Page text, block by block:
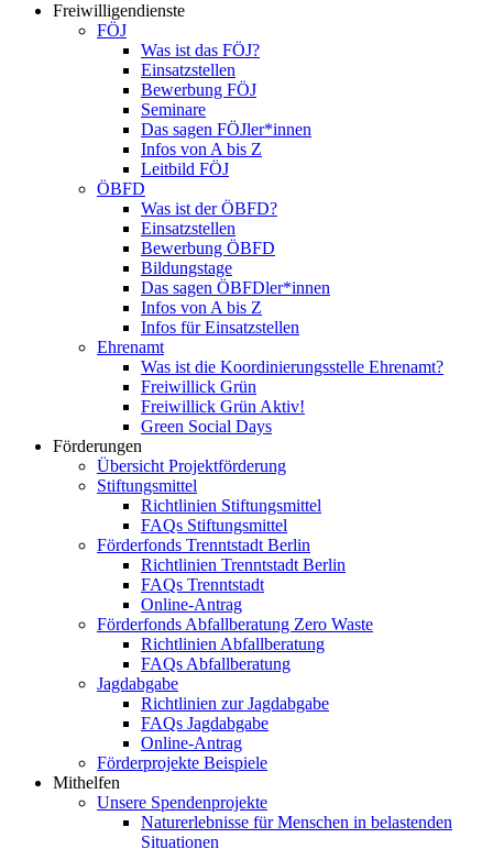
Freiwilligendienste
FÖJ
Was ist das FÖJ?
Einsatzstellen
Bewerbung FÖJ
Seminare
Das sagen FÖJler*innen
Infos von A bis Z
Leitbild FÖJ
ÖBFD
Was ist der ÖBFD?
Einsatzstellen
Bewerbung ÖBFD
Bildungstage
Das sagen ÖBFDler*innen
Infos von A bis Z
Infos für Einsatzstellen
Ehrenamt
Was ist die Koordinierungsstelle Ehrenamt?
Freiwillick Grün
Freiwillick Grün Aktiv!
Green Social Days
Förderungen
Übersicht Projektförderung
Stiftungsmittel
Richtlinien Stiftungsmittel
FAQs Stiftungsmittel
Förderfonds Trenntstadt Berlin
Richtlinien Trenntstadt Berlin
FAQs Trenntstadt
Online-Antrag
Förderfonds Abfallberatung Zero Waste
Richtlinien Abfallberatung
FAQs Abfallberatung
Jagdabgabe
Richtlinien zur Jagdabgabe
FAQs Jagdabgabe
Online-Antrag
Förderprojekte Beispiele
Mithelfen
Unsere Spendenprojekte
Naturerlebnisse für Menschen in belastenden
Situationen